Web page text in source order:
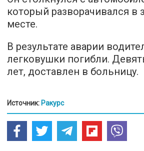
который разворачивался в
месте.
В результате аварии
легковушки погибли.
лет, доставлен в больницу.
Источник: Ракурс